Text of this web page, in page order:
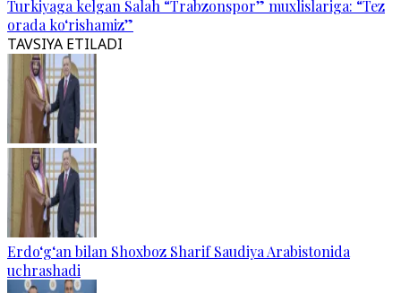
Turkiyaga kelgan Salah “Trabzonspor” muxlislariga: “Tez
orada ko‘rishamiz”
TAVSIYA ETILADI
Erdo‘g‘an bilan Shoxboz Sharif Saudiya Arabistonida
uchrashadi